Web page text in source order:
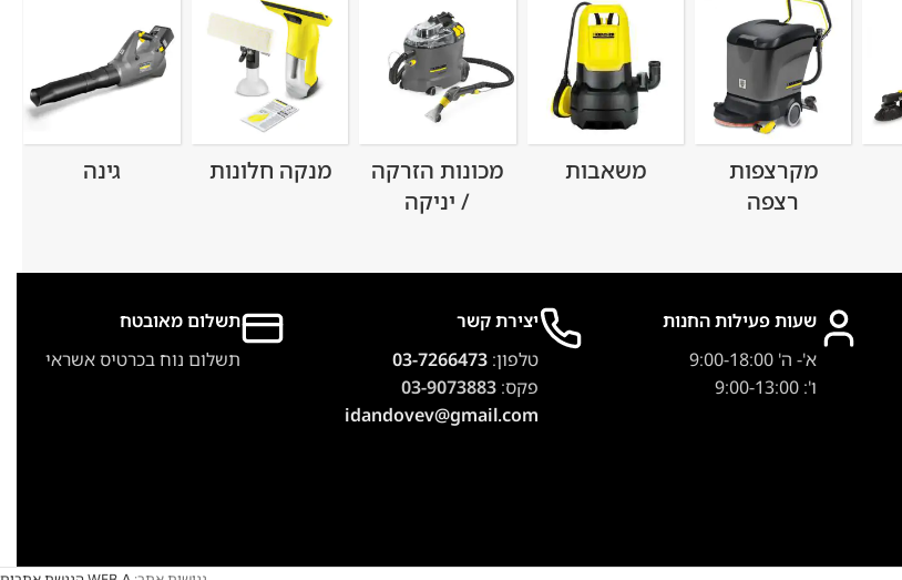
משאבות
מכונות הזרקה
/ יניקה
מנקה חלונות גינה
מקרצפות
רצפה
שעות פעילות החנות
א'- ה' 9:00-18:00
ו': 9:00-13:00
יצירת קשר
טלפון:03-7266473
פקס:03-9073883
idandovev@gmail.com
תשלום מאובטח
תשלום נוח בכרטיס אשראי